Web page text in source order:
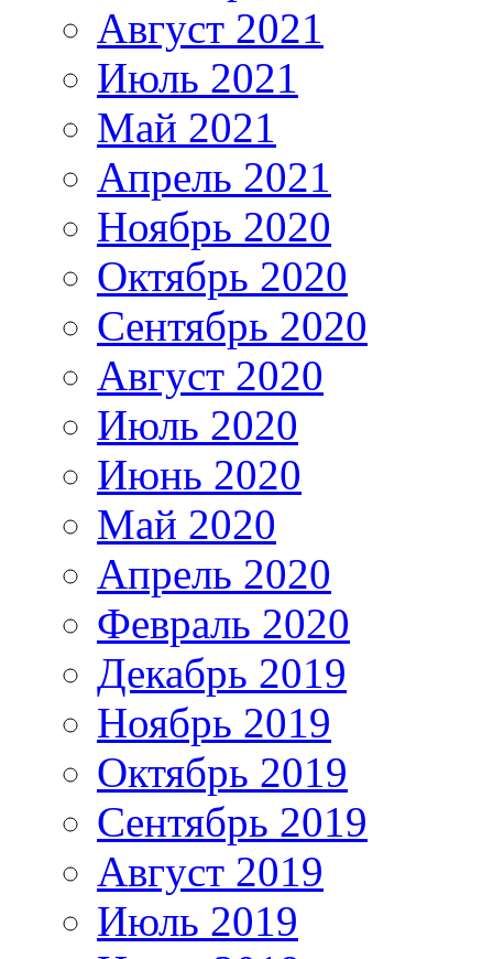
Август 2021
Июль 2021
Май 2021
Апрель 2021
Ноябрь 2020
Октябрь 2020
Сентябрь 2020
Август 2020
Июль 2020
Июнь 2020
Май 2020
Апрель 2020
Февраль 2020
Декабрь 2019
Ноябрь 2019
Октябрь 2019
Сентябрь 2019
Август 2019
Июль 2019